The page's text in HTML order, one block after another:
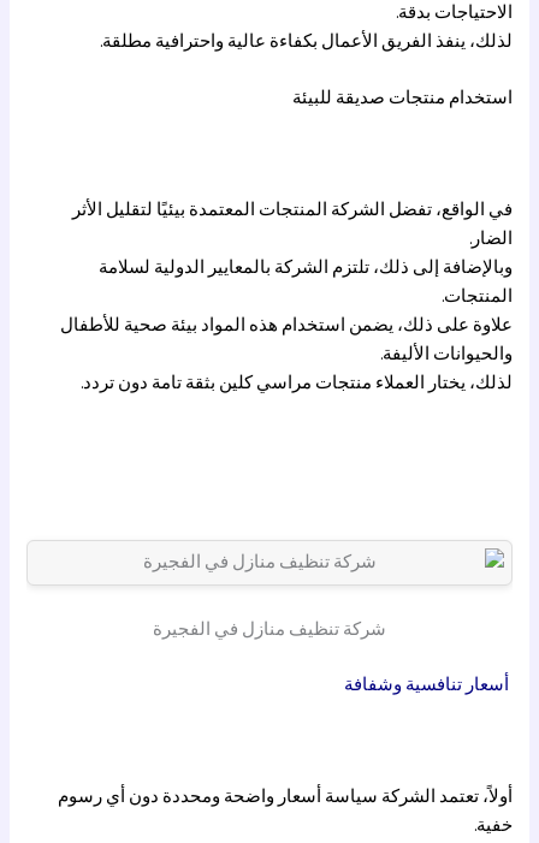
الاحتياجات بدقة.
لذلك، ينفذ الفريق الأعمال بكفاءة عالية واحترافية مطلقة.
استخدام منتجات صديقة للبيئة
في الواقع، تفضل الشركة المنتجات المعتمدة بيئيًا لتقليل الأثر
الضار.
وبالإضافة إلى ذلك، تلتزم الشركة بالمعايير الدولية لسلامة
المنتجات.
علاوة على ذلك، يضمن استخدام هذه المواد بيئة صحية للأطفال
والحيوانات الأليفة.
لذلك، يختار العملاء منتجات مراسي كلين بثقة تامة دون تردد.
شركة تنظيف منازل في الفجيرة
أسعار تنافسية وشفافة
أولاً، تعتمد الشركة سياسة أسعار واضحة ومحددة دون أي رسوم
خفية.